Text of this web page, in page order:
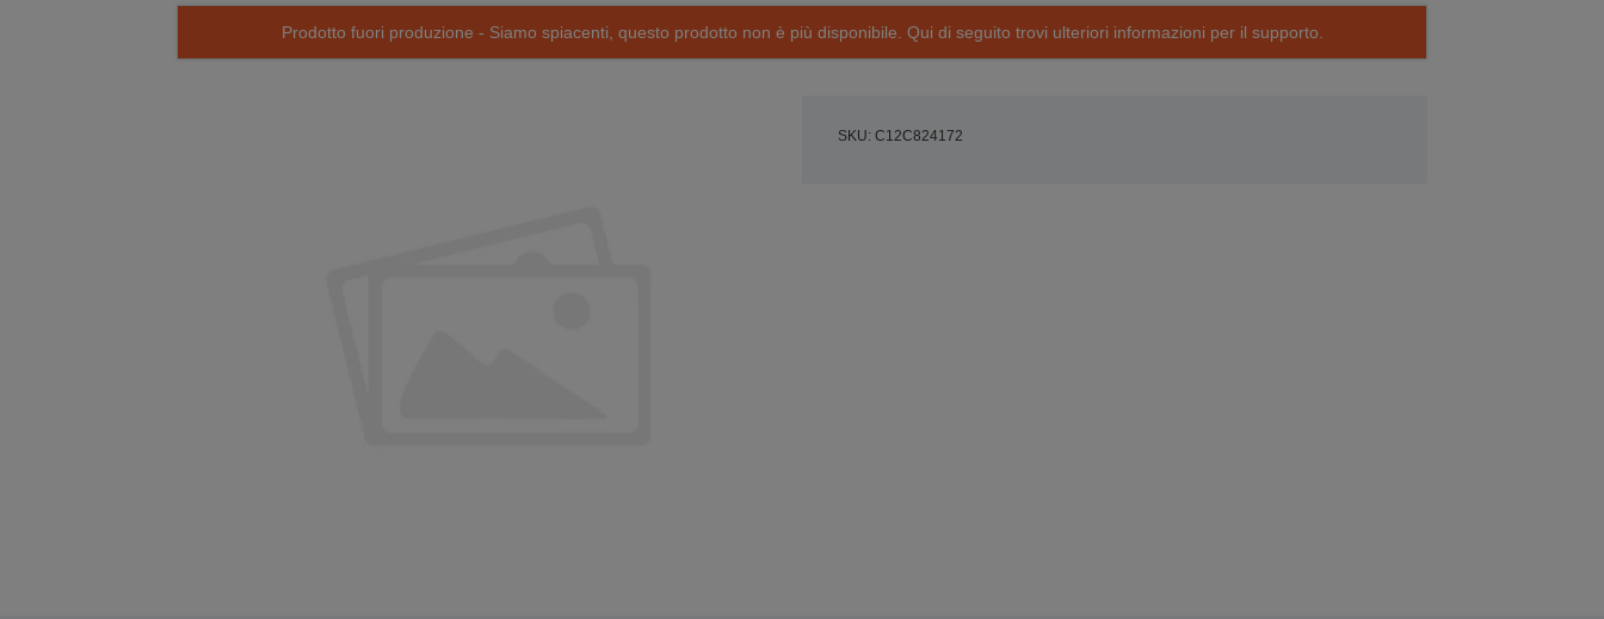
Prodotto fuori produzione - Siamo spiacenti, questo prodotto non è più disponibile. Qui di seguito trovi ulteriori informazioni per il supporto.
SKU: C12C824172